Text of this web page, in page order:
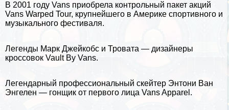
В 2001 году Vans приобрела контрольный пакет акций
Vans Warped Tour, крупнейшего в Америке спортивного и
музыкального фестиваля.
Легенды Марк Джейкобс и Тровата — дизайнеры
кроссовок Vault By Vans.
Легендарный профессиональный скейтер Энтони Ван
Энгелен — гонщик от первого лица Vans Apparel.